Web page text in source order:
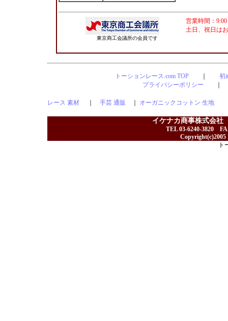
東京商工会議所の会員です
営業時間：
土日、祝日は
トーションレース.com TOP
初
プライバシーポリシー
レース 素材 手芸 通販 オーガニックコットン 生地
イケナカ商事株式会社
TEL 03-6240-3820
Copyright(c)2005
ト